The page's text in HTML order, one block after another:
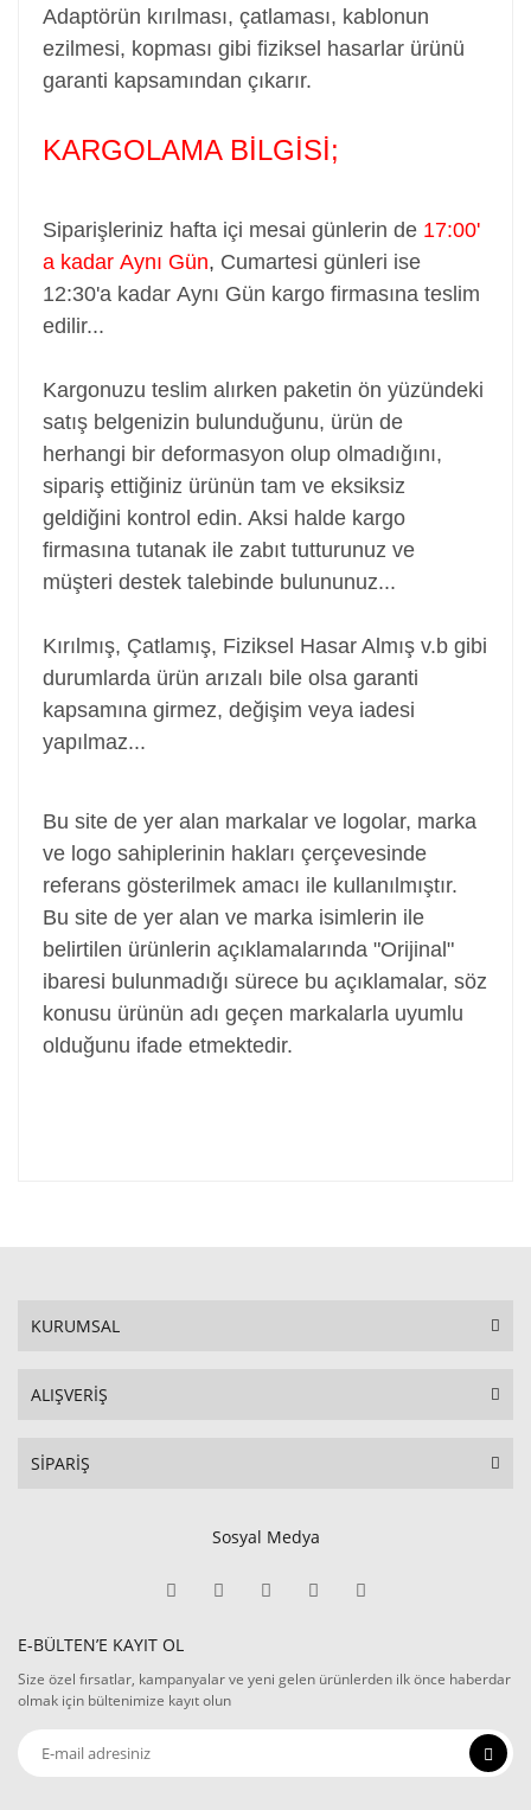
Adaptörün kırılması, çatlaması, kablonun
ezilmesi, kopması gibi fiziksel hasarlar ürünü
garanti kapsamından çıkarır.
KARGOLAMA BİLGİSİ;
Siparişleriniz hafta içi mesai günlerin de 17:00'
a kadar Aynı Gün, Cumartesi günleri ise
12:30'a kadar Aynı Gün kargo firmasına teslim
edilir...
Kargonuzu teslim alırken paketin ön yüzündeki
satış belgenizin bulunduğunu, ürün de
herhangi bir deformasyon olup olmadığını,
sipariş ettiğiniz ürünün tam ve eksiksiz
geldiğini kontrol edin. Aksi halde kargo
firmasına tutanak ile zabıt tutturunuz ve
müşteri destek talebinde bulununuz...
Kırılmış, Çatlamış, Fiziksel Hasar Almış v.b gibi
durumlarda ürün arızalı bile olsa garanti
kapsamına girmez, değişim veya iadesi
yapılmaz...
Bu site de yer alan markalar ve logolar, marka
ve logo sahiplerinin hakları çerçevesinde
referans gösterilmek amacı ile kullanılmıştır.
Bu site de yer alan ve marka isimlerin ile
belirtilen ürünlerin açıklamalarında "Orijinal"
ibaresi bulunmadığı sürece bu açıklamalar, söz
konusu ürünün adı geçen markalarla uyumlu
olduğunu ifade etmektedir.
KURUMSAL
ALIŞVERİŞ
SİPARİŞ
Sosyal Medya
E-BÜLTEN’E KAYIT OL
Size özel fırsatlar, kampanyalar ve yeni gelen ürünlerden ilk önce haberdar
olmak için bültenimize kayıt olun